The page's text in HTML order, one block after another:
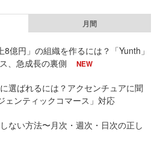
月間
億円」の組織を作るには？「Yunth」
、急成長の裏側
NEW
選ばれるには？アクセンチュアに聞
ェンティックコマース」対応
ない方法〜月次・週次・日次の正し